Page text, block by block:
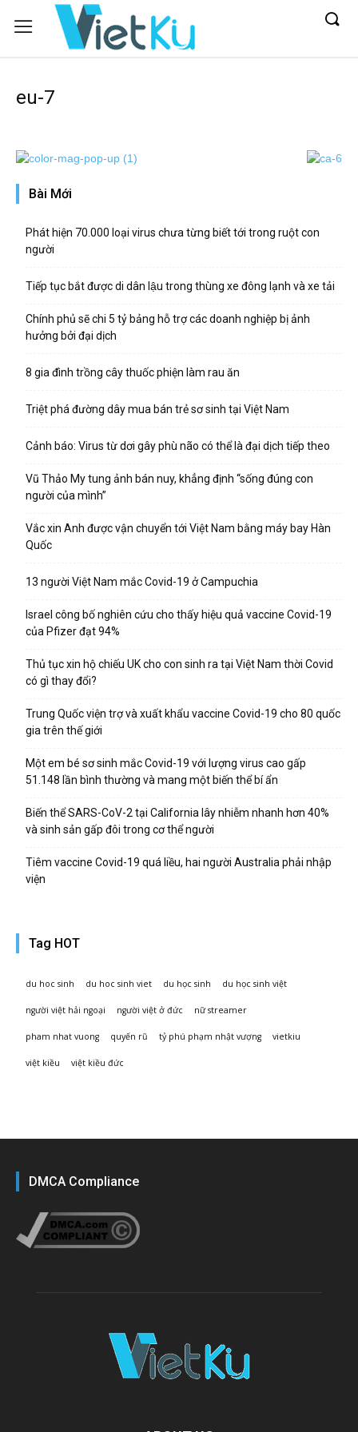
eu-7
Bài Mới
Phát hiện 70.000 loại virus chưa từng biết tới trong ruột con
người
Tiếp tục bắt được di dân lậu trong thùng xe đông lạnh và xe tải
Chính phủ sẽ chi 5 tỷ bảng hỗ trợ các doanh nghiệp bị ảnh
hưởng bởi đại dịch
8 gia đình trồng cây thuốc phiện làm rau ăn
Triệt phá đường dây mua bán trẻ sơ sinh tại Việt Nam
Cảnh báo: Virus từ dơi gây phù não có thể là đại dịch tiếp theo
Vũ Thảo My tung ảnh bán nuy, khẳng định “sống đúng con
người của mình”
Vắc xin Anh được vận chuyển tới Việt Nam bằng máy bay Hàn
Quốc
13 người Việt Nam mắc Covid-19 ở Campuchia
Israel công bố nghiên cứu cho thấy hiệu quả vaccine Covid-19
của Pfizer đạt 94%
Thủ tục xin hộ chiếu UK cho con sinh ra tại Việt Nam thời Covid
có gì thay đổi?
Trung Quốc viện trợ và xuất khẩu vaccine Covid-19 cho 80 quốc
gia trên thế giới
Một em bé sơ sinh mắc Covid-19 với lượng virus cao gấp
51.148 lần bình thường và mang một biến thể bí ẩn
Biến thể SARS-CoV-2 tại California lây nhiễm nhanh hơn 40%
và sinh sản gấp đôi trong cơ thể người
Tiêm vaccine Covid-19 quá liều, hai người Australia phải nhập
viện
Tag HOT
du hoc sinh du hoc sinh viet du học sinh du học sinh việt
người việt hải ngoại người việt ở đức nữ streamer
pham nhat vuong quyến rũ tỷ phú phạm nhật vượng vietkiu
việt kiều việt kiều đức
DMCA Compliance